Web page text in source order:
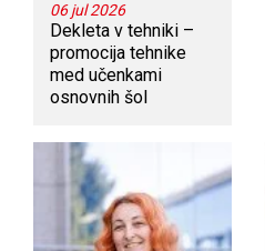
06 jul 2026
Dekleta v tehniki –
promocija tehnike
med učenkami
osnovnih šol